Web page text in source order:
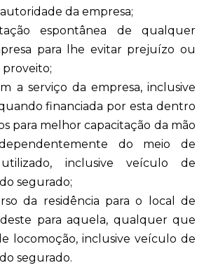
da empresa;
espontânea de qualquer
para lhe evitar prejuízo ou
a serviço da empresa, inclusive
financiada por esta dentro
para melhor capacitação da mão
do meio de
utilizado, inclusive veículo de
segurado;
da residência para o local de
para aquela, qualquer que
locomoção, inclusive veículo de
segurado.